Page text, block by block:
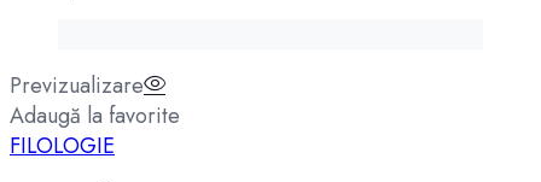
Previzualizare
Adaugă la favorite
FILOLOGIE